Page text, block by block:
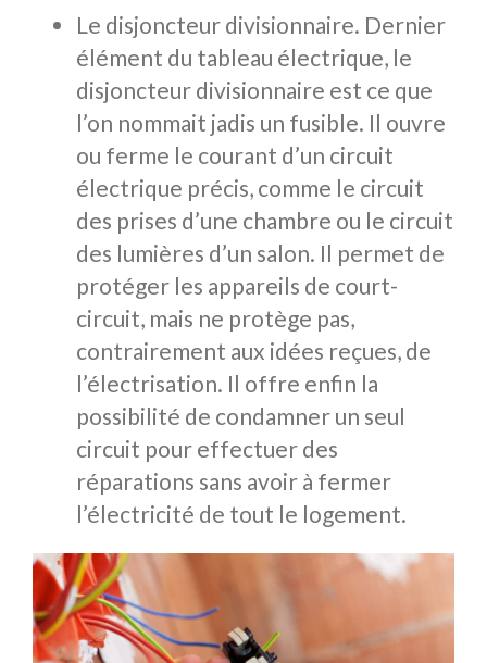
Le disjoncteur divisionnaire. Dernier
élément du tableau électrique, le
disjoncteur divisionnaire est ce que
l’on nommait jadis un fusible. Il ouvre
ou ferme le courant d’un circuit
électrique précis, comme le circuit
des prises d’une chambre ou le circuit
des lumières d’un salon. Il permet de
protéger les appareils de court-
circuit, mais ne protège pas,
contrairement aux idées reçues, de
l’électrisation. Il offre enfin la
possibilité de condamner un seul
circuit pour effectuer des
réparations sans avoir à fermer
l’électricité de tout le logement.